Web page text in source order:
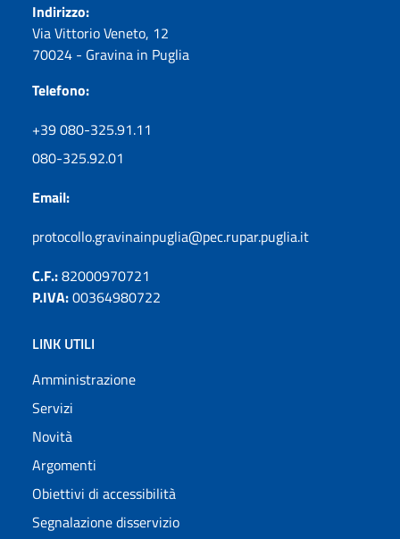
Indirizzo:
Via Vittorio Veneto, 12
70024 - Gravina in Puglia
Telefono:
+39 080-325.91.11
080-325.92.01
Email:
protocollo.gravinainpuglia@pec.rupar.puglia.it
C.F.:82000970721
P.IVA:00364980722
LINK UTILI
Amministrazione
Servizi
Novità
Argomenti
Obiettivi di accessibilità
Segnalazione disservizio